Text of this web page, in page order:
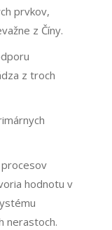
prvkov,
z Číny.
z troch
hodnotu v
nerastoch.